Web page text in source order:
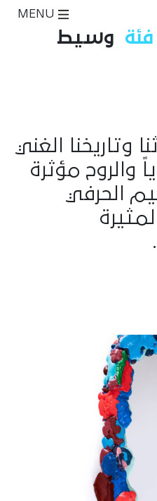
فئة وسيط
وتاريخنا الغني
والروح مؤثرة
الحرفي